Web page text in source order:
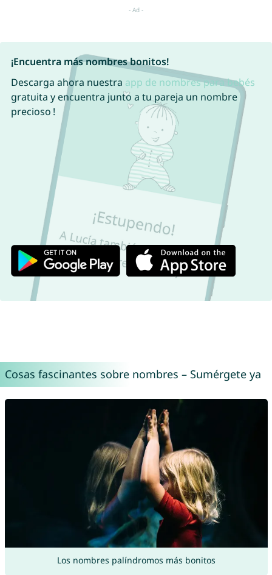
¡Encuentra más nombres bonitos!
Descarga ahora nuestra app de nombres para bebés
gratuita y encuentra junto a tu pareja un nombre
precioso !
Cosas fascinantes sobre nombres – Sumérgete ya
Los nombres palíndromos más bonitos